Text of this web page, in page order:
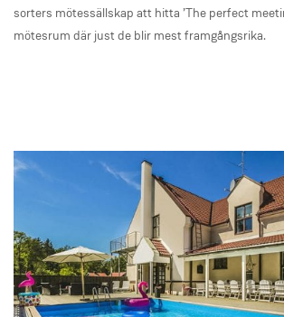
sorters mötessällskap att hitta ’The perfect
mötesrum där just de blir mest framgångsrika.